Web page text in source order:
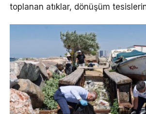
toplanan atıklar, dönüşüm